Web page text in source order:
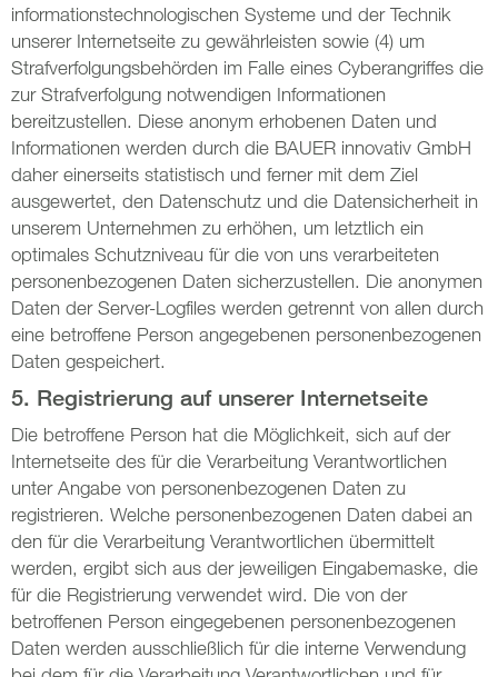
informationstechnologischen Systeme und der Technik
unserer Internetseite zu gewährleisten sowie (4) um
Strafverfolgungsbehörden im Falle eines Cyberangriffes die
zur Strafverfolgung notwendigen Informationen
bereitzustellen. Diese anonym erhobenen Daten und
Informationen werden durch die BAUER innovativ GmbH
daher einerseits statistisch und ferner mit dem Ziel
ausgewertet, den Datenschutz und die Datensicherheit in
unserem Unternehmen zu erhöhen, um letztlich ein
optimales Schutzniveau für die von uns verarbeiteten
personenbezogenen Daten sicherzustellen. Die anonymen
Daten der Server-Logfiles werden getrennt von allen durch
eine betroffene Person angegebenen personenbezogenen
Daten gespeichert.
5. Registrierung auf unserer Internetseite
Die betroffene Person hat die Möglichkeit, sich auf der
Internetseite des für die Verarbeitung Verantwortlichen
unter Angabe von personenbezogenen Daten zu
registrieren. Welche personenbezogenen Daten dabei an
den für die Verarbeitung Verantwortlichen übermittelt
werden, ergibt sich aus der jeweiligen Eingabemaske, die
für die Registrierung verwendet wird. Die von der
betroffenen Person eingegebenen personenbezogenen
Daten werden ausschließlich für die interne Verwendung